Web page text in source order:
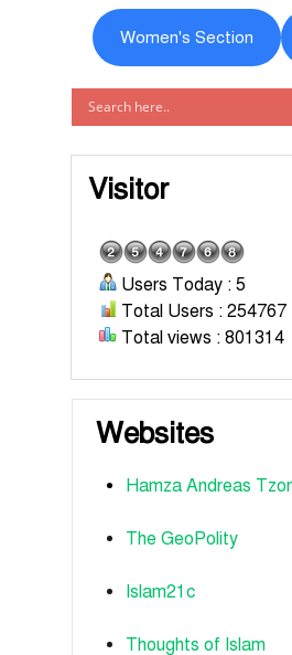
Women's Section
Visitor
Users Today : 5
Total Users : 254767
Total views : 801314
Websites
Hamza Andreas
The GeoPolity
Islam21c
Thoughts of Islam